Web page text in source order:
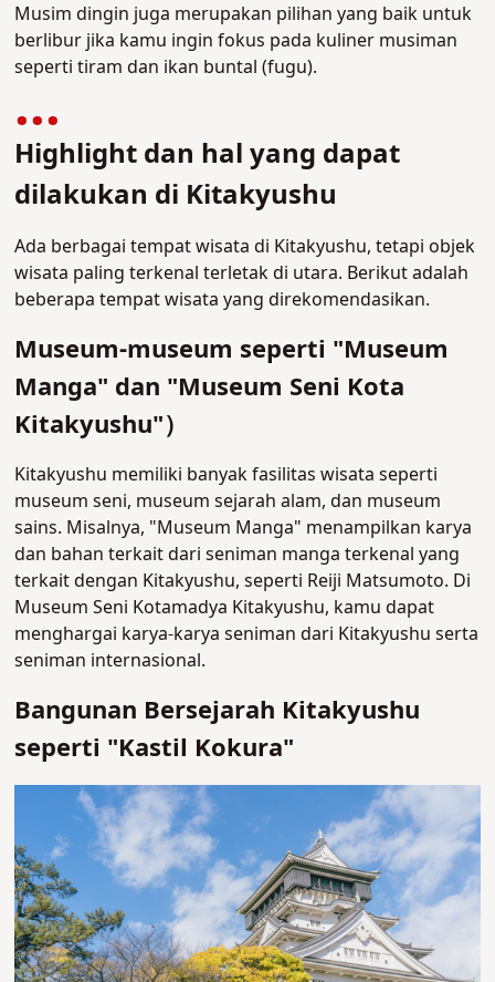
Musim dingin juga merupakan pilihan yang baik untuk
berlibur jika kamu ingin fokus pada kuliner musiman
seperti tiram dan ikan buntal (fugu).
Highlight dan hal yang dapat
dilakukan di Kitakyushu
Ada berbagai tempat wisata di Kitakyushu, tetapi objek
wisata paling terkenal terletak di utara. Berikut adalah
beberapa tempat wisata yang direkomendasikan.
Museum-museum seperti "Museum
Manga" dan "Museum Seni Kota
Kitakyushu"）
Kitakyushu memiliki banyak fasilitas wisata seperti
museum seni, museum sejarah alam, dan museum
sains. Misalnya, "Museum Manga" menampilkan karya
dan bahan terkait dari seniman manga terkenal yang
terkait dengan Kitakyushu, seperti Reiji Matsumoto. Di
Museum Seni Kotamadya Kitakyushu, kamu dapat
menghargai karya-karya seniman dari Kitakyushu serta
seniman internasional.
Bangunan Bersejarah Kitakyushu
seperti "Kastil Kokura"